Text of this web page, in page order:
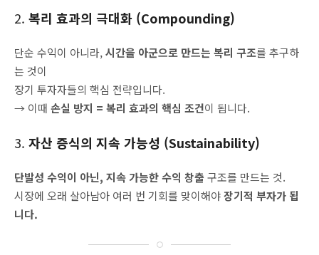
2. 복리 효과의 극대화 (Compounding)
단순 수익이 아니라,시간을 아군으로 만드는 복리 구조를 추구하
는 것이
장기 투자자들의 핵심 전략입니다.
→ 이때 손실 방지 = 복리 효과의 핵심 조건이 됩니다.
3. 자산 증식의 지속 가능성 (Sustainability)
단발성 수익이 아닌, 지속 가능한 수익 창출 구조를 만드는 것.
시장에 오래 살아남아 여러 번 기회를 맞이해야장기적 부자가 됩
니다.